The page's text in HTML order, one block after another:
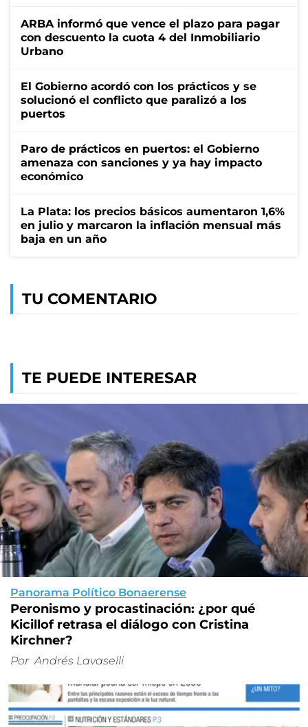
ARBA informó que vence el plazo para pagar
con descuento la cuota 4 del Inmobiliario
Urbano
El Gobierno acordó con los prácticos y se
solucionó el conflicto que paralizó a los
puertos
Paro de prácticos en puertos: el Gobierno
amenaza con sanciones y ya hay impacto
económico
La Plata: los precios básicos aumentaron 1,6%
en julio y marcaron la inflación mensual más
baja en un año
TU COMENTARIO
TE PUEDE INTERESAR
Panorama Político Bonaerense
Peronismo y procastinación: ¿por qué
Kicillof retrasa el diálogo con Cristina
Kirchner?
Por Andrés Lavaselli